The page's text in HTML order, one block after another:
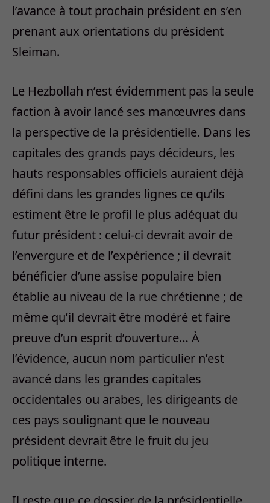
l’avance à tout prochain président en s’en
prenant aux orientations du président
Sleiman.
Le Hezbollah n’est évidemment pas la seule
faction à avoir lancé ses manœuvres dans
la perspective de la présidentielle. Dans les
capitales des grands pays décideurs, les
hauts responsables officiels auraient déjà
défini dans les grandes lignes ce qu’ils
estiment être le profil le plus adéquat du
futur président : celui-ci devrait avoir de
l’envergure et de l’expérience ; il devrait
bénéficier d’une assise populaire bien
établie au niveau de la rue chrétienne ; de
même qu’il devrait être modéré et faire
preuve d’un esprit d’ouverture… À
l’évidence, aucun nom particulier n’est
avancé dans les grandes capitales
occidentales ou arabes, les dirigeants de
ces pays soulignant que le nouveau
président devrait être le fruit du jeu
politique interne.